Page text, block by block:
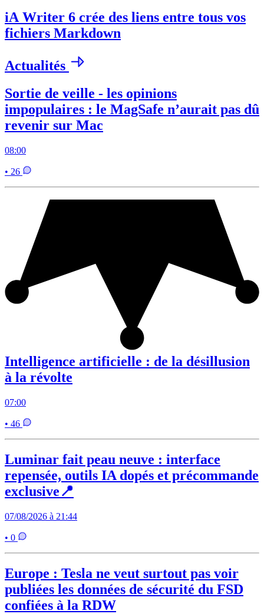
iA Writer 6 crée des liens entre tous vos
fichiers Markdown
Actualités
Sortie de veille - les opinions
impopulaires : le MagSafe n’aurait pas dû
revenir sur Mac
08:00
• 26
Intelligence artificielle : de la désillusion
à la révolte
07:00
• 46
Luminar fait peau neuve : interface
repensée, outils IA dopés et précommande
exclusive📍
07/08/2026 à 21:44
• 0
Europe : Tesla ne veut surtout pas voir
publiées les données de sécurité du FSD
confiées à la RDW